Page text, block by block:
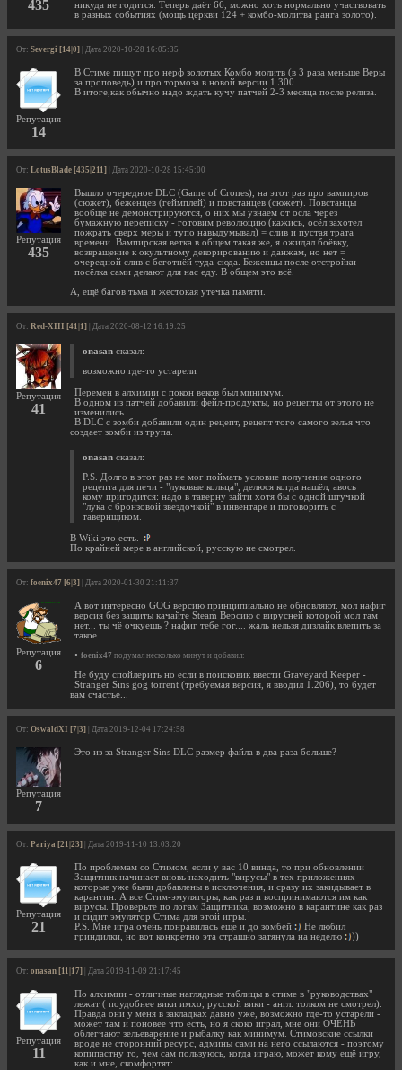
435
никуда не годится. Теперь даёт 66, можно хоть нормально участвовать
в разных событиях (мощь церкви 124 + комбо-молитва ранга золото).
От: Severgi [14|0] | Дата 2020-10-28 16:05:35
Репутация
14
В Стиме пишут про нерф золотых Комбо молитв (в 3 раза меньше Веры
за проповедь) и про тормоза в новой версии 1.300
В итоге,как обычно надо ждать кучу патчей 2-3 месяца после релиза.
От: LotusBlade [435|211] | Дата 2020-10-28 15:45:00
Репутация
435
Вышло очередное DLC (Game of Crones), на этот раз про вампиров
(сюжет), беженцев (геймплей) и повстанцев (сюжет). Повстанцы
вообще не демонстрируются, о них мы узнаём от осла через
бумажную переписку - готовим революцию (кажись, осёл захотел
пожрать сверх меры и тупо навыдумывал) = слив и пустая трата
времени. Вампирская ветка в общем такая же, я ожидал боёвку,
возвращение к окультному декорированию и данжам, но нет =
очередной слив с беготнёй туда-сюда. Беженцы после отстройки
посёлка сами делают для нас еду. В общем это всё.
А, ещё багов тьма и жестокая утечка памяти.
От: Red-XIII [41|1] | Дата 2020-08-12 16:19:25
Репутация
41
onasan сказал:
возможно где-то устарели
Перемен в алхимии с покон веков был минимум.
В одном из патчей добавили фейл-продукты, но рецепты от этого не
изменились.
В DLC с зомби добавили один рецепт, рецепт того самого зелья что
создает зомби из трупа.
onasan сказал:
P.S. Долго в этот раз не мог поймать условие получение одного
рецепта для печи - "луковые кольца", делюся когда нашёл, авось
кому пригодится: надо в таверну зайти хотя бы с одной штучкой
"лука с бронзовой звёздочкой" в инвентаре и поговорить с
тавернщиком.
В Wiki это есть.
По крайней мере в английской, русскую не смотрел.
От: foenix47 [6|3] | Дата 2020-01-30 21:11:37
Репутация
6
А вот интересно GOG версию принципиально не обновляют. мол нафиг
версия без защиты качайте Steam Версию с вирусней которой мол там
нет... ты чё очкуешь ? нафиг тебе гог.... жаль нельзя дизлайк влепить за
такое
• foenix47 подумал несколько минут и добавил:
Не буду спойлерить но если в поисковик ввести Graveyard Keeper -
Stranger Sins gog torrent (требуемая версия, я вводил 1.206), то будет
вам счастье...
От: OswaldXI [7|3] | Дата 2019-12-04 17:24:58
Репутация
7
Это из за Stranger Sins DLC размер файла в два раза больше?
От: Pariya [21|23] | Дата 2019-11-10 13:03:20
Репутация
21
По проблемам со Стимом, если у вас 10 винда, то при обновлении
Защитник начинает вновь находить "вирусы" в тех приложениях
которые уже были добавлены в исключения, и сразу их закидывает в
карантин. А все Стим-эмуляторы, как раз и воспринимаются им как
вирусы. Проверьте по логам Защитника, возможно в карантине как раз
и сидит эмулятор Стима для этой игры.
P.S. Мне игра очень понравилась еще и до зомбей
Не любил
гриндилки, но вот конкретно эта страшно затянула на неделю
))
От: onasan [11|17] | Дата 2019-11-09 21:17:45
Репутация
11
По алхимии - отличные наглядные таблицы в стиме в "руководствах"
лежат ( поудобнее вики имхо, русской вики - англ. толком не смотрел).
Правда они у меня в закладках давно уже, возможно где-то устарели -
может там и поновее что есть, но я скоко играл, мне они ОЧЕНЬ
облегчают зельеварение и рыбалку как минимум. Стимовские ссылки
вроде не сторонний ресурс, админы сами на него ссылаются - поэтому
копипастну то, чем сам пользуюсь, когда играю, может кому ещё игру,
как и мне, скомфортят: